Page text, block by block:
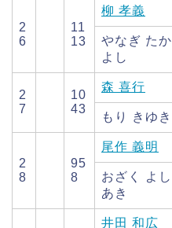
2
6
11
13
柳 孝義
やなぎ たか
よし
2
7
10
43
森 喜行
もり きゆき
2
8
95
8
尾作 義明
おざく よし
あき
井田 和広